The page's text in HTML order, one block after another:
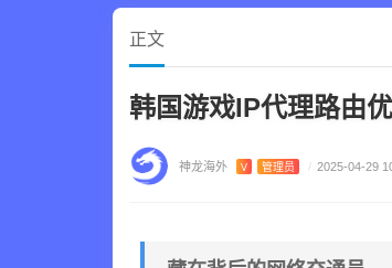
正文
韩国游戏IP代理路由
神龙海外 V 管理员 / 2025-04-29